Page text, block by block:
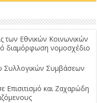
των Εθνικών Κοινωνικών
διαμόρφωση νομοσχέδιο
Συλλογικών Συμβάσεων
Επισιτισμό και Ζαχαρώδη